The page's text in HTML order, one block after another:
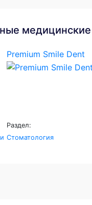
Premium Smile Dent
Раздел:
Стоматология